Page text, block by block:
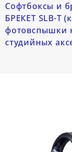
Софтбоксы и
БРЕКЕТ SLB-T
фотовспышки
студийных